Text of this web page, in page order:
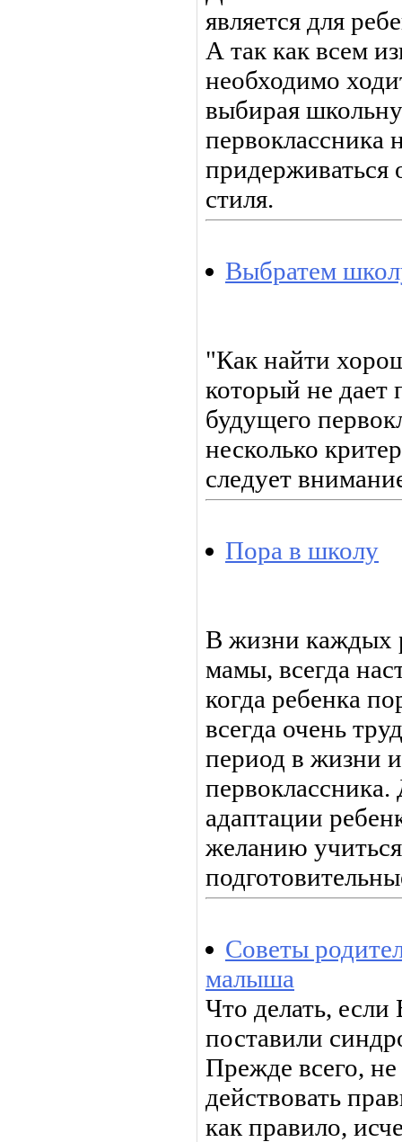
является для
А так как всем
необходимо
выбирая
первоклассника
придерживаться
стиля.
Выбратем
"Как найти
который не дает
будущего
несколько
следует
Пора в школу
В жизни каждых
мамы, всегда
когда ребенка
всегда очень
период в жизни
адаптации
желанию
Советы
малыша
Что делать,
поставили
Прежде всего,
действовать
как правило,